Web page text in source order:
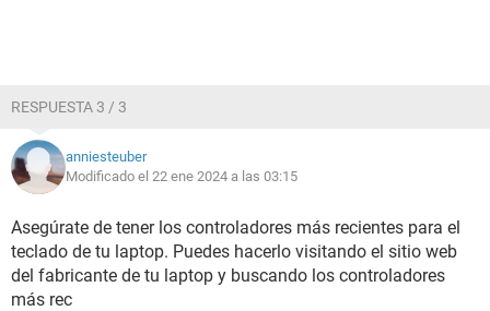
RESPUESTA 3 / 3
anniesteuber
Modificado el 22 ene 2024 a las 03:15
Asegúrate de tener los controladores más recientes para el
teclado de tu laptop. Puedes hacerlo visitando el sitio web
del fabricante de tu laptop y buscando los controladores
más rec